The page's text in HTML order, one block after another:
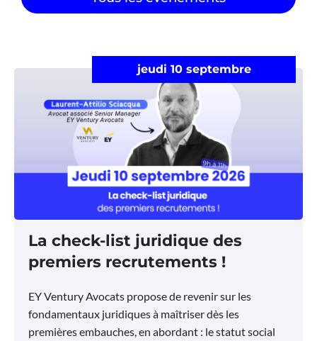
jeudi 10 septembre
La check-list juridique des
premiers recrutements !
EY Ventury Avocats propose de revenir sur les
fondamentaux juridiques à maîtriser dès les
premières embauches, en abordant : le statut social